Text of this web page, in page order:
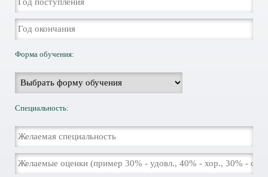
Форма обучения:
Специальность: